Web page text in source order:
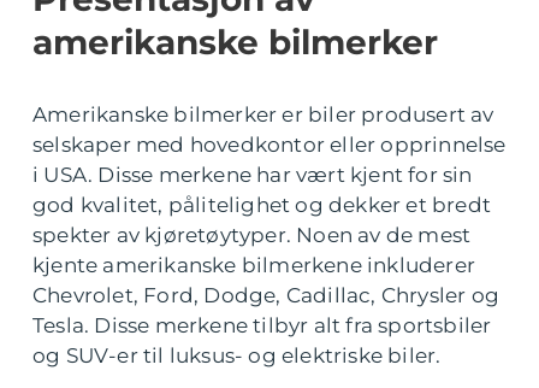
amerikanske bilmerker
Amerikanske bilmerker er biler produsert av
selskaper med hovedkontor eller opprinnelse
i USA. Disse merkene har vært kjent for sin
god kvalitet, pålitelighet og dekker et bredt
spekter av kjøretøytyper. Noen av de mest
kjente amerikanske bilmerkene inkluderer
Chevrolet, Ford, Dodge, Cadillac, Chrysler og
Tesla. Disse merkene tilbyr alt fra sportsbiler
og SUV-er til luksus- og elektriske biler.